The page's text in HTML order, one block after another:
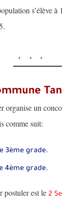
s’élève
organise un
comme suit:
3ème grade.
4ème grade.
postuler est le 2